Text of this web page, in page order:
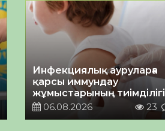
Инфекциялық ауруларға
қарсы иммундау
жұмыстарының тиімділігі
06.08.2026
23